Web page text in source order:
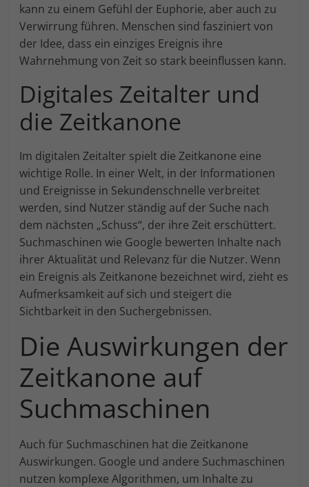
kann zu einem Gefühl der Euphorie, aber auch zu
Verwirrung führen. Menschen sind fasziniert von
der Idee, dass ein einziges Ereignis ihre
Wahrnehmung von Zeit so stark beeinflussen kann.
Digitales Zeitalter und
die Zeitkanone
Im digitalen Zeitalter spielt die Zeitkanone eine
wichtige Rolle. In einer Welt, in der Informationen
und Ereignisse in Sekundenschnelle verbreitet
werden, sind Nutzer ständig auf der Suche nach
dem nächsten „Schuss“, der ihre Zeit erschüttert.
Suchmaschinen wie Google bewerten Inhalte nach
ihrer Aktualität und Relevanz für die Nutzer. Wenn
ein Ereignis als Zeitkanone bezeichnet wird, zieht es
Aufmerksamkeit auf sich und steigert die
Sichtbarkeit in den Suchergebnissen.
Die Auswirkungen der
Zeitkanone auf
Suchmaschinen
Auch für Suchmaschinen hat die Zeitkanone
Auswirkungen. Google und andere Suchmaschinen
nutzen komplexe Algorithmen, um Inhalte zu